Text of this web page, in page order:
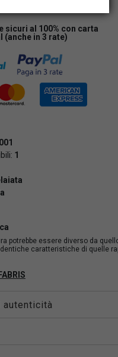
sicuri al 100% con carta
(anche in 3 rate)
1
potrebbe essere diverso da
caratteristiche di quelle